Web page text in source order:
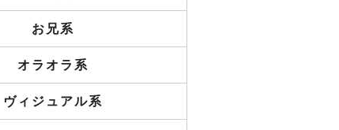
お兄系
オラオラ系
ヴィジュアル系